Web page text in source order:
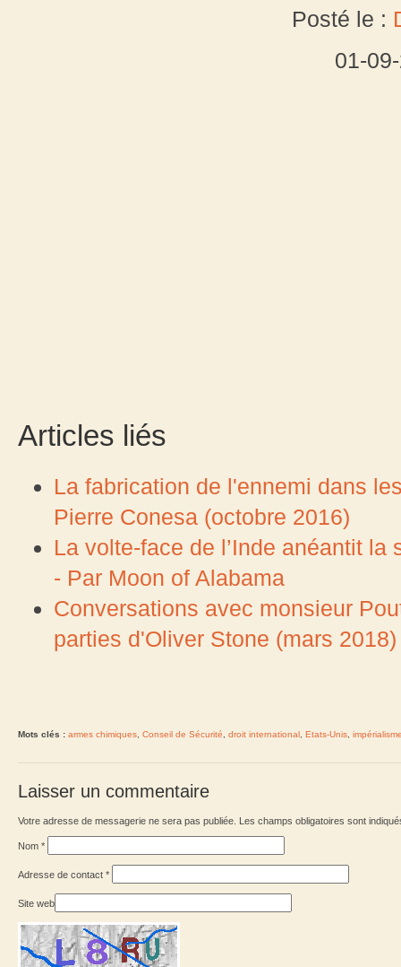
Posté le :
01-
Articles liés
La fabrication de l'ennemi dans
Pierre Conesa (octobre 2016)
La volte-face de l’Inde anéantit
- Par Moon of Alabama
Conversations avec monsieur
parties d'Oliver Stone (mars 2018)
Mots clés : armes chimiques Conseil de Sécurité droit international Etats-Unis
Laisser un commentaire
Votre adresse de messagerie ne sera pas publiée. Les champs obligatoires sont
Nom *
Adresse de contact *
Site web